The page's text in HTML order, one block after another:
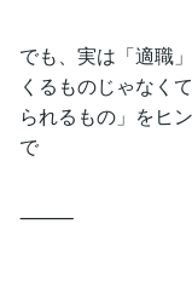
でも、実は「適職
くるものじゃなく
られるもの」をヒ
で
⸻